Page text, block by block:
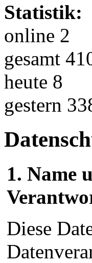
Statistik:
online 2
gesamt
heute 8
gestern
1. Name
Diese